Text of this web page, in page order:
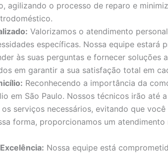
agilizando o processo de reparo e
Valorizamos o atendimento
específicas. Nossa equipe estará
às suas perguntas e fornecer soluções
em garantir a sua satisfação total em
Reconhecendo a importância da
em São Paulo. Nossos técnicos irão até
serviços necessários, evitando que
forma, proporcionamos um atendimento
Nossa equipe está